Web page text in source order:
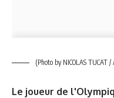
(Photo by NICOLAS TUCAT /
Le joueur de